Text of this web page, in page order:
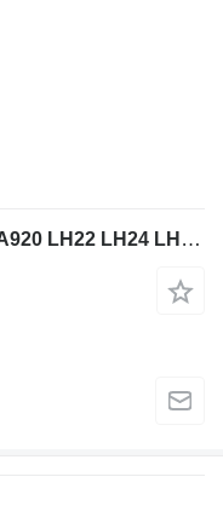
挖掘机 Liebherr A914 A916 A918 A920 LH22 LH24 LH26 的 发动机 Liebherr D834 A7 11692266